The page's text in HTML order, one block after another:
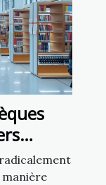
manière